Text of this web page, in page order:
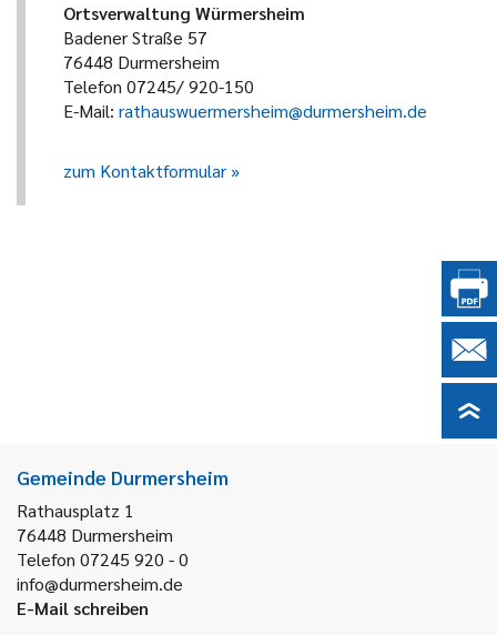
Ortsverwaltung Würmersheim
Badener Straße 57
76448 Durmersheim
Telefon 07245/ 920-150
E-Mail: rathauswuermersheim@durmersheim.de
zum Kontaktformular
Gemeinde Durmersheim
Rathausplatz 1
76448 Durmersheim
Telefon 07245 920 - 0
info@durmersheim.de
E-Mail schreiben